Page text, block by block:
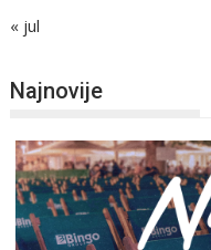
« jul
Najnovije